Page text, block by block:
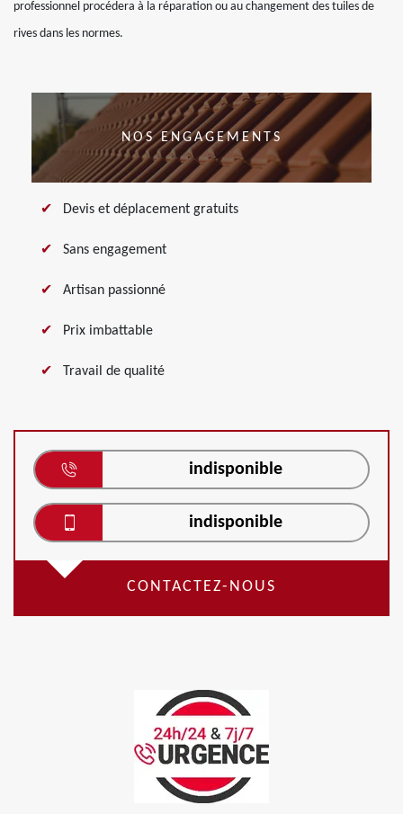
professionnel procédera à la réparation ou au changement des tuiles de
rives dans les normes.
NOS ENGAGEMENTS
Devis et déplacement gratuits
Sans engagement
Artisan passionné
Prix imbattable
Travail de qualité
indisponible
indisponible
CONTACTEZ-NOUS